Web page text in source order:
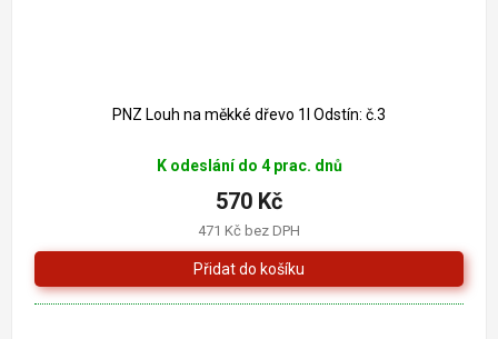
PNZ Louh na měkké dřevo 1l Odstín: č.3
K odeslání do 4 prac. dnů
471 Kč bez DPH
570 Kč